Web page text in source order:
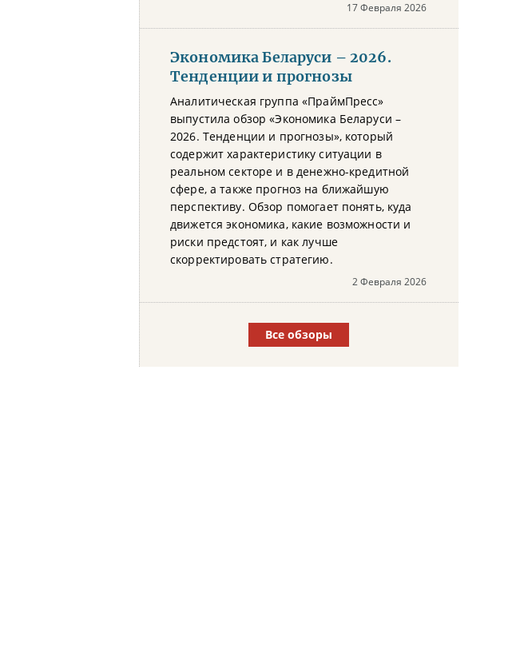
17 Февраля 2026
Экономика Беларуси – 2026.
Тенденции и прогнозы
Аналитическая группа «ПраймПресс»
выпустила обзор «Экономика Беларуси –
2026. Тенденции и прогнозы», который
содержит характеристику ситуации в
реальном секторе и в денежно-кредитной
сфере, а также прогноз на ближайшую
перспективу. Обзор помогает понять, куда
движется экономика, какие возможности и
риски предстоят, и как лучше
скорректировать стратегию.
2 Февраля 2026
Все обзоры